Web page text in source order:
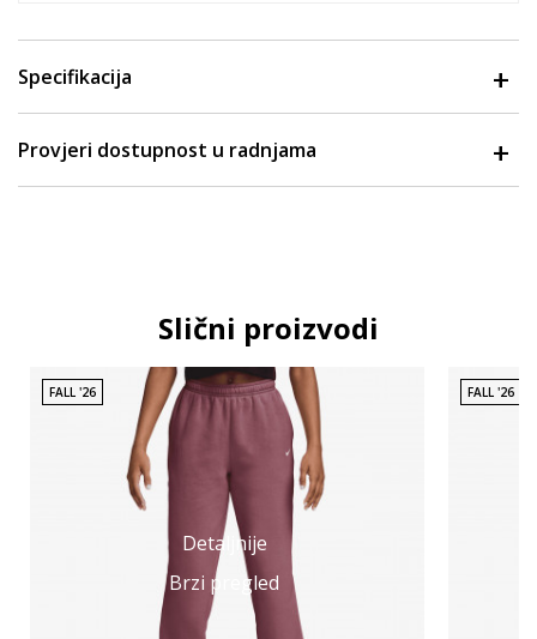
Specifikacija
Provjeri dostupnost u radnjama
Slični proizvodi
Detaljnije
Brzi pregled
FALL '26 FALL '26